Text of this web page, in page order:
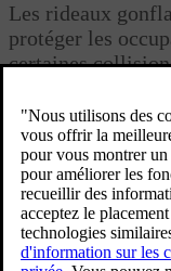
Mise à jour 30.03.2026
Les rideaux
protéger les
certaines
Les rideaux gonflables
d'un occupant de la
de sécurité. À la
les rideaux gonflables
après leur déploiement.